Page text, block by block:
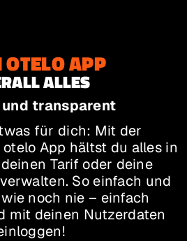
APP
ALLES
transparent
für dich: Mit der
App hältst du alles in
Tarif oder deine
So einfach und
noch nie – einfach
mit deinen Nutzerdaten